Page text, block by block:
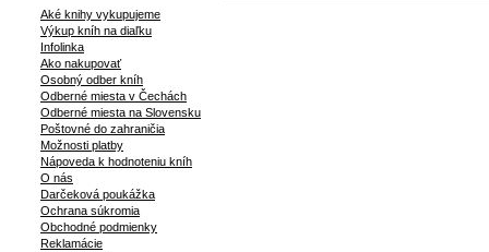
Aké knihy vykupujeme
Výkup kníh na diaľku
Infolinka
Ako nakupovať
Osobný odber kníh
Odberné miesta v Čechách
Odberné miesta na Slovensku
Poštovné do zahraničia
Možnosti platby
Nápoveda k hodnoteniu kníh
O nás
Darčeková poukážka
Ochrana súkromia
Obchodné podmienky
Reklamácie